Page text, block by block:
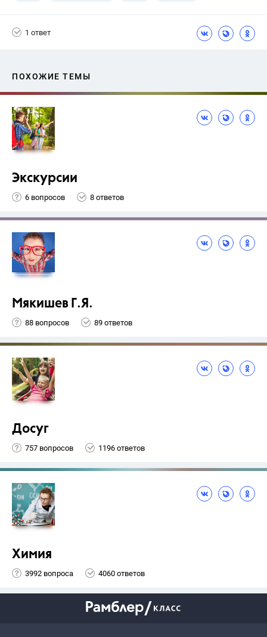
1 ответ
ПОХОЖИЕ ТЕМЫ
Экскурсии
6 вопросов 8 ответов
Мякишев Г.Я.
88 вопросов 89 ответов
Досуг
757 вопросов 1196 ответов
Химия
3992 вопроса 4060 ответов